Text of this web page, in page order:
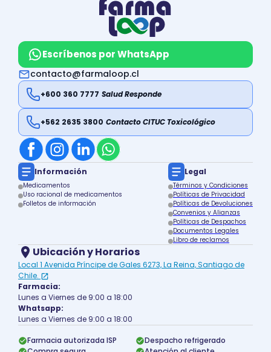
Escríbenos por WhatsApp
contacto@farmaloop.cl
+600 360 7777 Salud Responde
+562 2635 3800 Contacto CITUC Toxicológico
Información
Medicamentos
Uso racional de medicamentos
Folletos de información
Legal
Términos y Condiciones
Políticas de Privacidad
Políticas de Devoluciones
Convenios y Alianzas
Políticas de Despachos
Documentos Legales
Libro de reclamos
Ubicación y Horarios
Local 1 Avenida Príncipe de Gales 6273, La Reina, Santiago de
Chile.
Farmacia:
Lunes a Viernes de 9:00 a 18:00
Whatsapp:
Lunes a Viernes de 9:00 a 18:00
Farmacia autorizada ISP
Despacho refrigerado